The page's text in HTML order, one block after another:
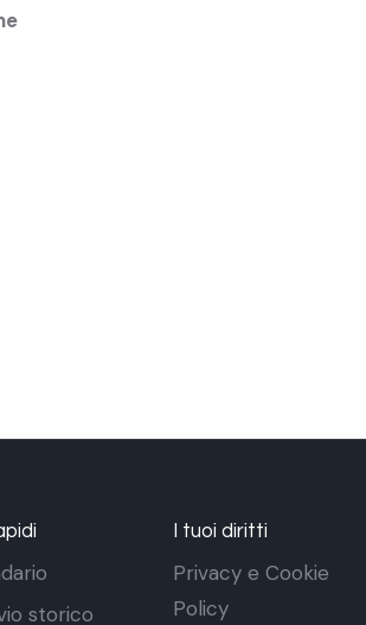
storico
I tuoi diritti
Privacy e Cookie
Policy